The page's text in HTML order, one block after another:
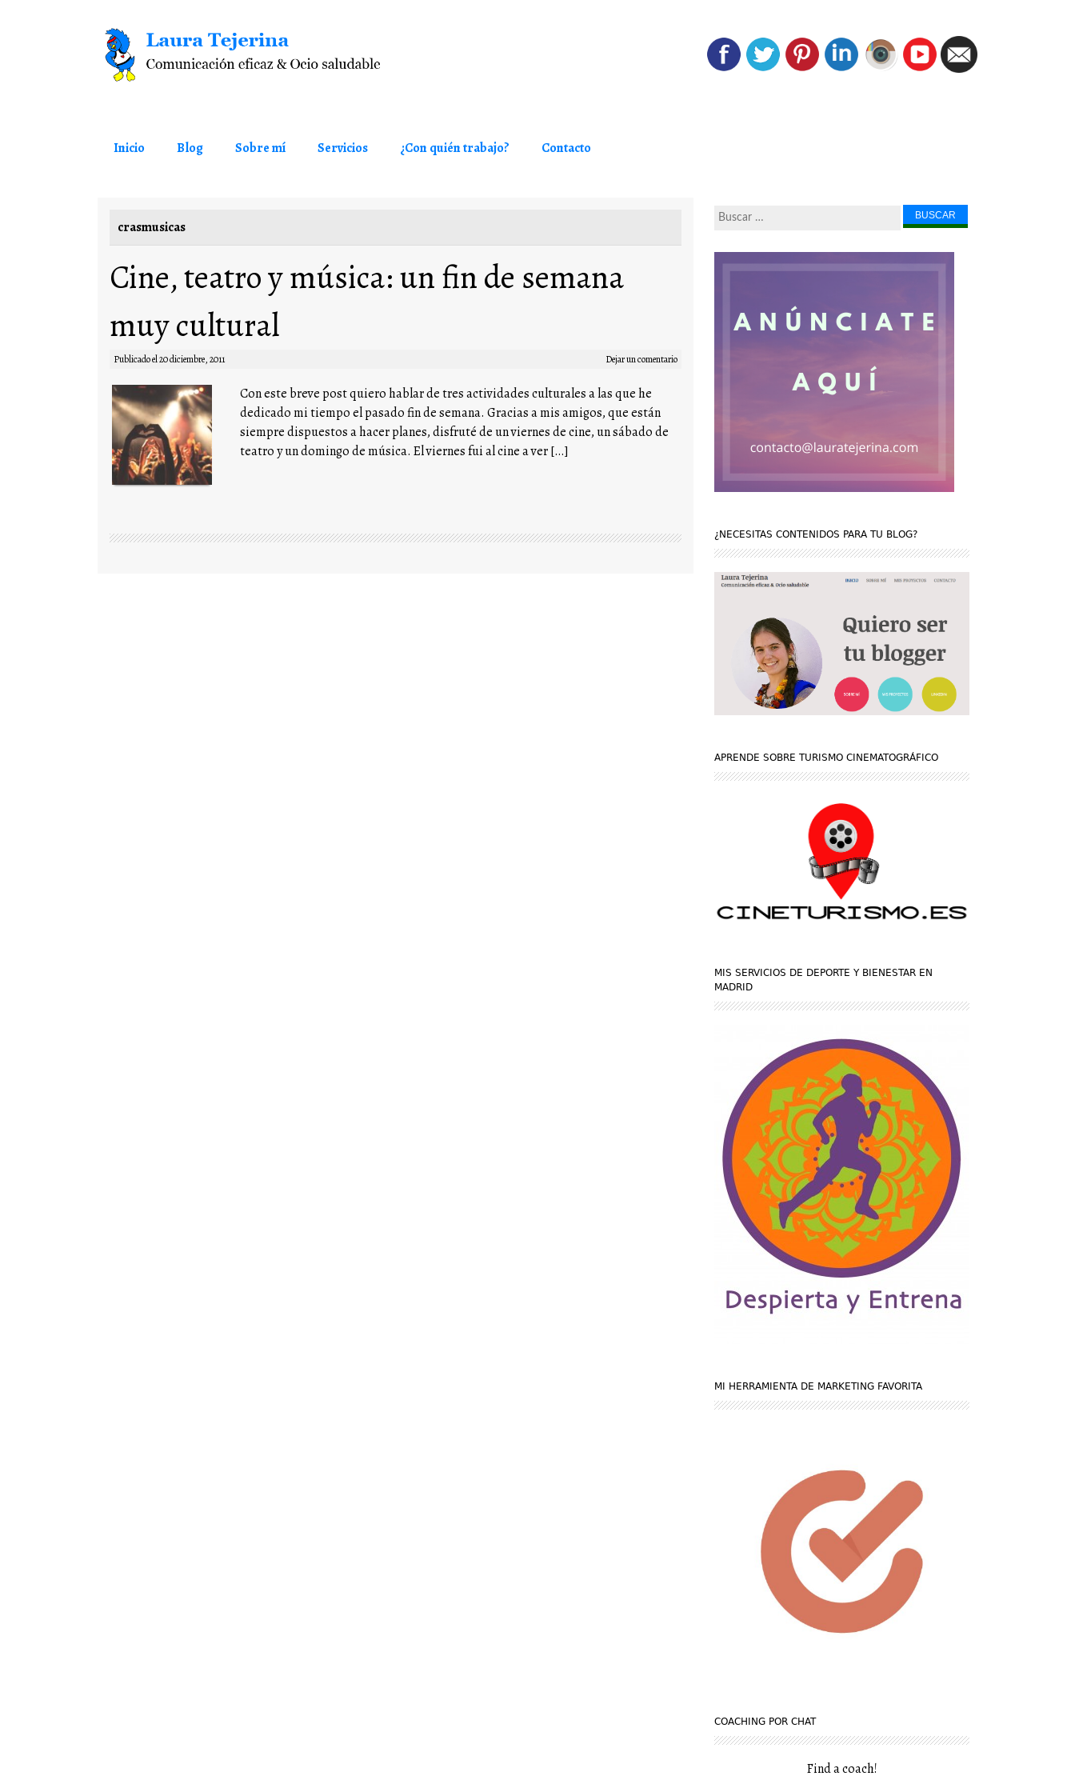
Saltar al contenido
Inicio Blog Sobre mí Servicios ¿Con quién trabajo? Contacto
crasmusicas
Cine, teatro y música: un fin de semana
muy cultural
Publicado el20 diciembre, 2011 Dejar un comentario
Con este breve post quiero hablar de tres actividades culturales a las que he
dedicado mi tiempo el pasado fin de semana. Gracias a mis amigos, que están
siempre dispuestos a hacer planes, disfruté de un viernes de cine, un sábado de
teatro y un domingo de música. El viernes fui al cine a ver […]
Buscar...
¿NECESITAS CONTENIDOS PARA TU BLOG?
APRENDE SOBRE TURISMO CINEMATOGRÁFICO
MIS SERVICIOS DE DEPORTE Y BIENESTAR EN
MADRID
MI HERRAMIENTA DE MARKETING FAVORITA
COACHING POR CHAT
Find a coach!